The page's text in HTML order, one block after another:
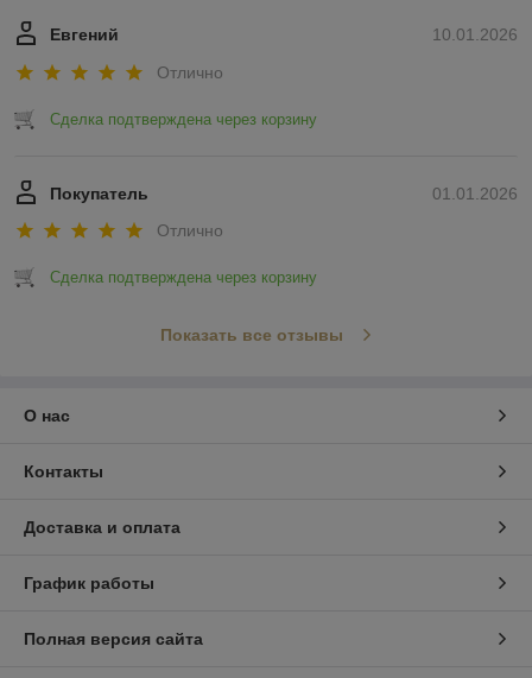
10.01.2026
Евгений
Отлично
Сделка подтверждена через корзину
01.01.2026
Покупатель
Отлично
Сделка подтверждена через корзину
Показать все отзывы
О нас
Контакты
Доставка и оплата
График работы
Полная версия сайта